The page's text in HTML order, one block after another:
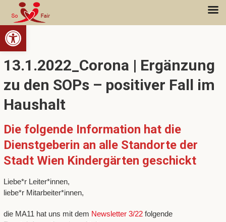
Open toolbar
13.1.2022_Corona | Ergänzung
zu den SOPs – positiver Fall im
Haushalt
Die folgende Information hat die
Dienstgeberin an alle Standorte der
Stadt Wien Kindergärten geschickt
Liebe*r Leiter*innen,
liebe*r Mitarbeiter*innen,
die MA11 hat uns mit dem Newsletter 3/22folgende